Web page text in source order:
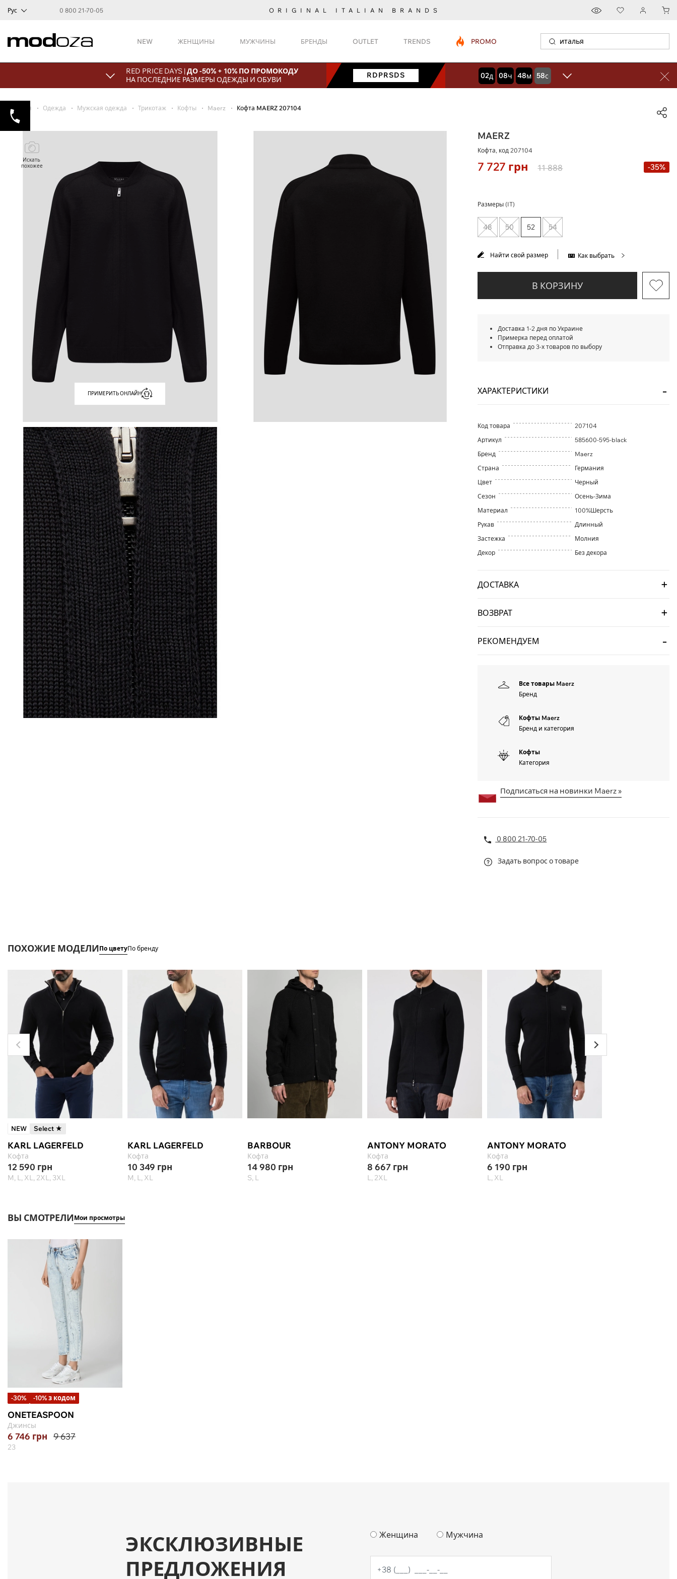
Рус 0 800 21-70-05 ORIGINAL ITALIAN BRANDS
NEW ЖЕНЩИНЫ МУЖЧИНЫ БРЕНДЫ OUTLET TRENDS PROMO
RED PRICE DAYS |ДО -50% + 10% ПО ПРОМОКОДУ
НА ПОСЛЕДНИЕ РАЗМЕРЫ ОДЕЖДЫ И ОБУВИ
RDPRSDS 02дней
08часов
48минут
57секунд
Главная Одежда Мужская одежда Трикотаж Кофты Maerz Кофта MAERZ 207104
Искать
похожее
ПРИМЕРИТЬ ОНЛАЙН
MAERZ
Кофта, код207104
7 727 грн 11 888 -35%
Размеры (IT)
48 50 52 54
Найти свой размер Как выбрать
В КОРЗИНУ
Доставка 1-2 дня по Украине
Примерка перед оплатой
Отправка до 3-х товаров по выбору
ХАРАКТЕРИСТИКИ
Код товара
207104
Артикул
585600-595-black
Бренд
Maerz
Страна
Германия
Цвет
Черный
Сезон
Осень-Зима
Материал
100%Шерсть
Рукав
Длинный
Застежка
Молния
Декор
Без декора
ДОСТАВКА
ВОЗВРАТ
РЕКОМЕНДУЕМ
Все товары Maerz
Бренд
Кофты Maerz
Бренд и категория
Кофты
Категория
Подписаться на новинки Maerz »
0 800 21-70-05
Задать вопрос о товаре
ПОХОЖИЕ МОДЕЛИПо цветуПо бренду
NEW Select ★
KARL LAGERFELD
Кофта
12 590 грн
M, L, XL, 2XL, 3XL
KARL LAGERFELD
Кофта
10 349 грн
M, L, XL
BARBOUR
Кофта
14 980 грн
S, L
ANTONY MORATO
Кофта
8 667 грн
L, 2XL
ANTONY MORATO
Кофта
6 190 грн
L, XL
ВЫ СМОТРЕЛИМои просмотры
-30% -10% з кодом
ONETEASPOON
Джинсы
6 746 грн 9 637
23
ЭКСКЛЮЗИВНЫЕ
ПРЕДЛОЖЕНИЯ
Женщина Мужчина